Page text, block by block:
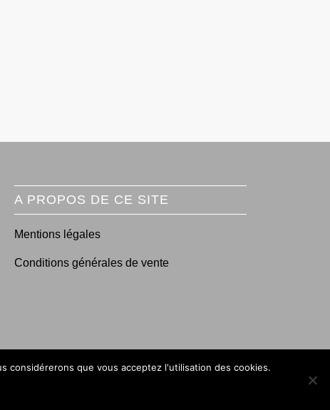
A PROPOS DE CE SITE
Mentions légales
Conditions générales de vente
considérerons que vous acceptez l'utilisation des cookies.